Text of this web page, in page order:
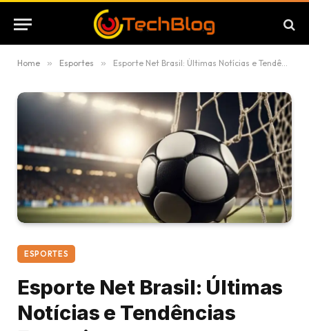
Home » Esportes » Esporte Net Brasil: Últimas Notícias e Tendências Esportivas
ESPORTES
Esporte Net Brasil: Últimas
Notícias e Tendências